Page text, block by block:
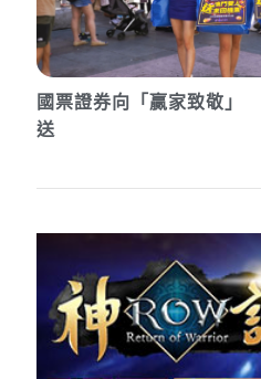
國票證券向「贏家致敬」
送